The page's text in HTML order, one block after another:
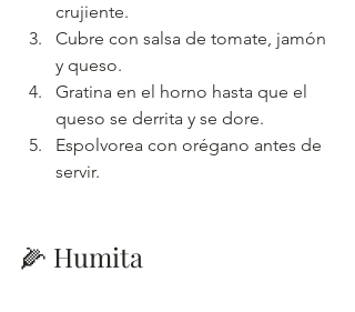
crujiente.
Cubre con salsa de tomate, jamón
y queso.
Gratina en el horno hasta que el
queso se derrita y se dore.
Espolvorea con orégano antes de
servir.
🌽 Humita